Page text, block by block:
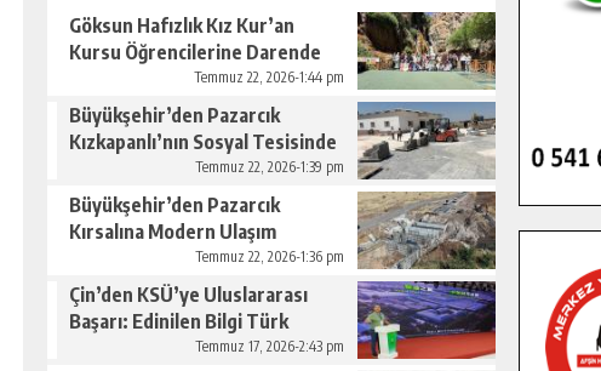
Göksun Hafızlık Kız Kur’an
Kursu Öğrencilerine Darende
Temmuz 22, 2026-1:44 pm
Büyükşehir’den Pazarcık
Kızkapanlı’nın Sosyal Tesisinde
Çevre Düzenlemesi.Temmuz 22, 2026-1:39 pm
Büyükşehir’den Pazarcık
Kırsalına Modern Ulaşım
Temmuz 22, 2026-1:36 pm
Çin’den KSÜ’ye Uluslararası
Başarı: Edinilen Bilgi Türk
Tarımına Katkı Sağlayacak.
Temmuz 17, 2026-2:43 pm